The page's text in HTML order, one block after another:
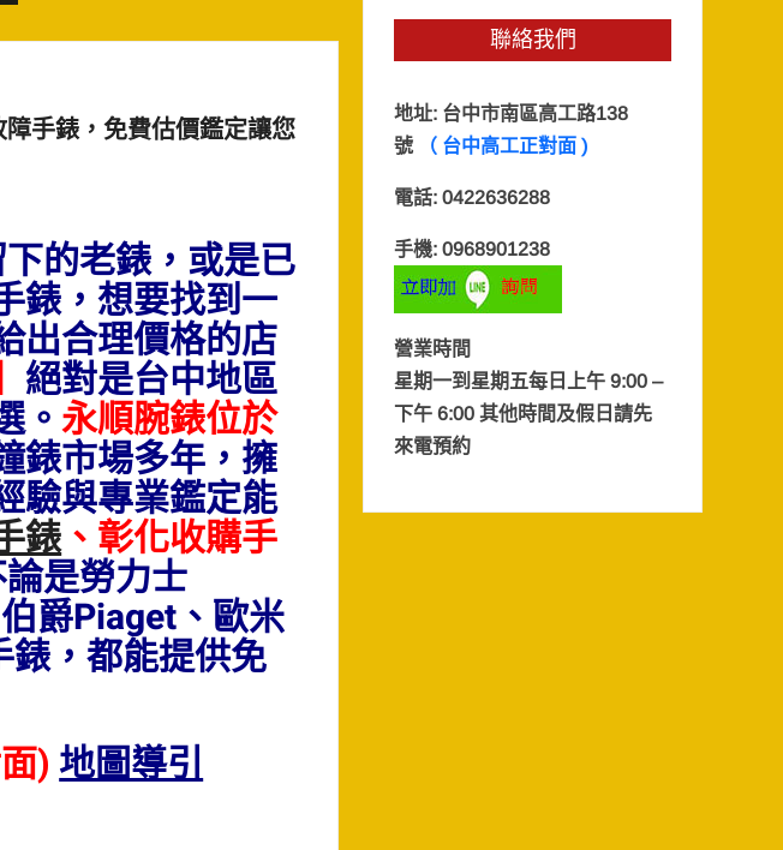
手錶，免費估價鑑定讓您
的老錶，或是已
錶，想要找到一
出合理價格的店
絕對是台中地區
。永順腕錶位於
錶市場多年，擁
驗與專業鑑定能
錶、彰化收購手
是勞力士
爵Piaget、歐米
，都能提供免
) 地圖導引
聯絡我們
地址: 台中市南區高工路138
號
（ 台中高工正對面 )
電話: 0422636288
手機: 0968901238
營業時間
星期一到星期五每日上午 9:00 –
下午 6:00 其他時間及假日請先
來電預約